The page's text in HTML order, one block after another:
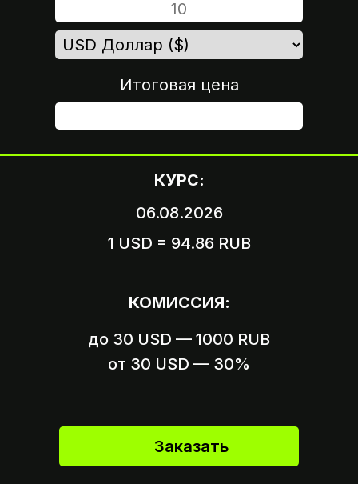
КОМИССИЯ:
КУРС:
06.08.2026
1 USD = 94.86 RUB
Итоговая цена
Заказать
до 30 USD — 1000 RUB
от 30 USD — 30%
от вашего аккаунта
Вариант 2
Пришлите ссылку на оплату,
ШАГ 4